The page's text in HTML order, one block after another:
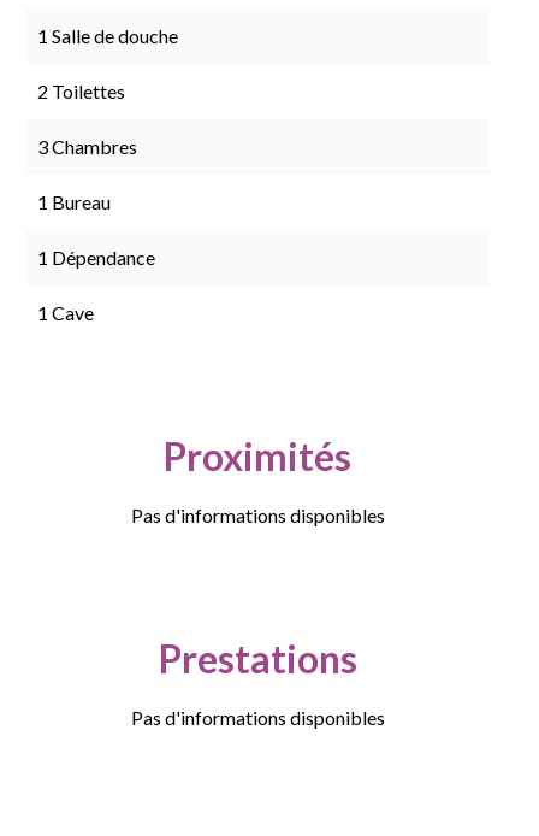
1 Salle de douche
2 Toilettes
3 Chambres
1 Bureau
1 Dépendance
1 Cave
Proximités
Pas d'informations disponibles
Prestations
Pas d'informations disponibles